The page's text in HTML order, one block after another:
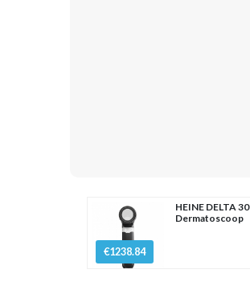
€1238.84
HEINE DELTA 30
Dermatoscoop